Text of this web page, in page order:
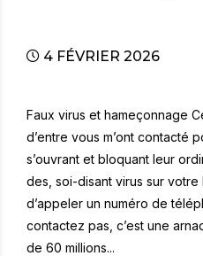
4 FÉVRIER 2026
Faux virus et hameçonnage
d’entre vous m’ont contacté
s’ouvrant et bloquant leur
des, soi-disant virus sur
d’appeler un numéro de
contactez pas, c’est une
de 60 millions...